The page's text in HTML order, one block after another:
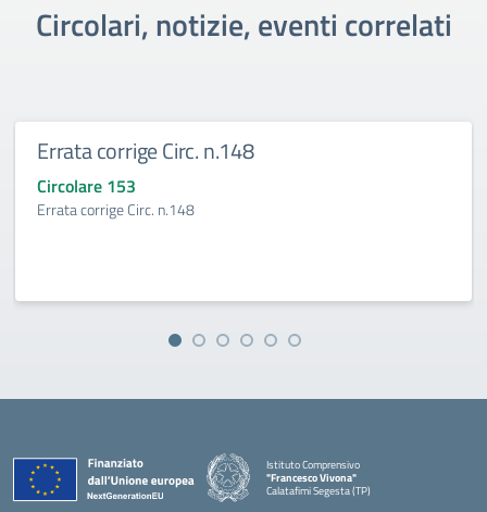
Circolari, notizie, eventi correlati
Errata corrige Circ. n.148
Circolare 153
Errata corrige Circ. n.148
Istituto Comprensivo
"Francesco Vivona"
Calatafimi Segesta (TP)
— Visita la pagina iniziale della scuola